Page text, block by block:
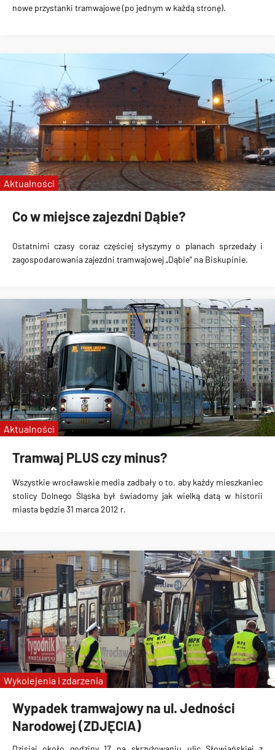
nowe przystanki tramwajowe(po jednym w każdą stronę).
Co w miejsce zajezdni Dąbie?
Ostatnimi czasy coraz częściej słyszymy o planach sprzedaży i
zagospodarowania zajezdni tramwajowej „Dąbie” na Biskupinie.
Aktualności
Tramwaj PLUS czy minus?
Wszystkie wrocławskie media zadbały o to, aby każdy mieszkaniec
stolicy Dolnego Śląska był świadomy jak wielką datą w historii
miasta będzie 31 marca 2012 r.
Aktualności
Wypadek tramwajowy na ul. Jedności
Narodowej (ZDJĘCIA)
Wykolejenia i zdarzenia